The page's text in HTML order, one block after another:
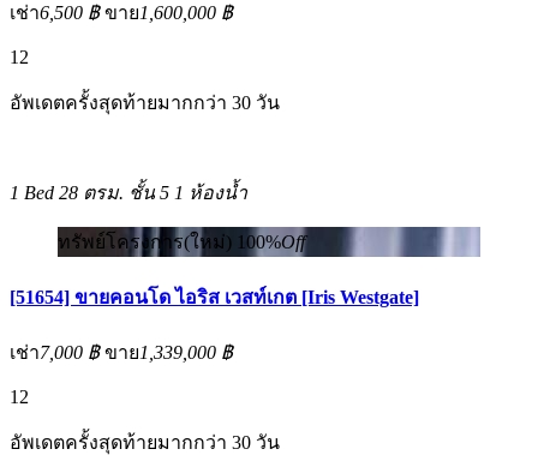
เช่า6,500 ฿ ขาย1,600,000 ฿
12
อัพเดตครั้งสุดท้ายมากกว่า 30 วัน
1 Bed 28 ตรม. ชั้น 5 1 ห้องน้ำ
ทรัพย์โครงการ(ใหม่) 100%Off
[51654] ขายคอนโด ไอริส เวสท์เกต [Iris Westgate]
เช่า7,000 ฿ ขาย1,339,000 ฿
12
อัพเดตครั้งสุดท้ายมากกว่า 30 วัน